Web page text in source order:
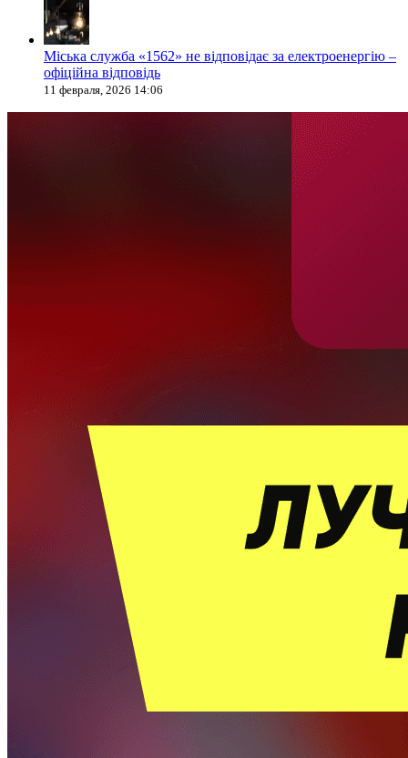
Міська служба «1562» не відповідає за електроенергію –
офіційна відповідь
11 февраля, 2026 14:06